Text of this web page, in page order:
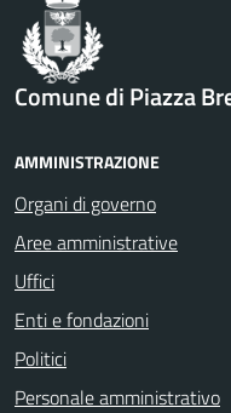
Comune di Piazza
AMMINISTRAZIONE
Organi di governo
Aree amministrative
Uffici
Enti e fondazioni
Politici
Personale amministrativo